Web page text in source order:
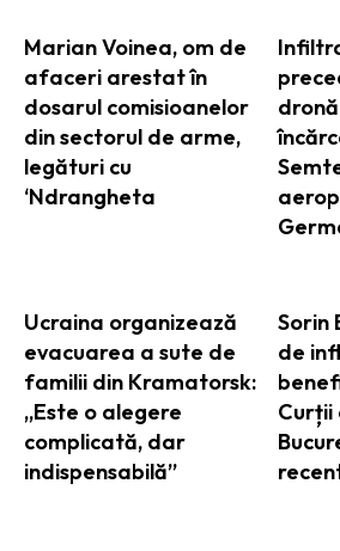
Marian Voinea, om de
afaceri arestat în
dosarul comisioanelor
din sectorul de arme,
legături cu
‘Ndrangheta
Ucraina organizează
evacuarea a sute de
familii din Kramatorsk:
„Este o alegere
complicată, dar
indispensabilă”
Sorin
de
Curții